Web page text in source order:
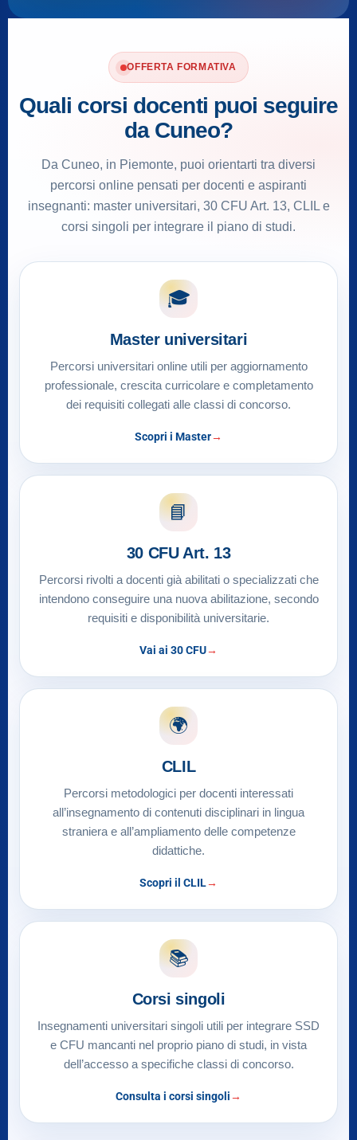
OFFERTA FORMATIVA
Quali corsi docenti puoi seguire
da Cuneo?
Da Cuneo, in Piemonte, puoi orientarti tra diversi
percorsi online pensati per docenti e aspiranti
insegnanti: master universitari, 30 CFU Art. 13, CLIL e
corsi singoli per integrare il piano di studi.
🎓
Master universitari
Percorsi universitari online utili per aggiornamento
professionale, crescita curricolare e completamento
dei requisiti collegati alle classi di concorso.
Scopri i Master
📘
30 CFU Art. 13
Percorsi rivolti a docenti già abilitati o specializzati che
intendono conseguire una nuova abilitazione, secondo
requisiti e disponibilità universitarie.
Vai ai 30 CFU
🌍
CLIL
Percorsi metodologici per docenti interessati
all’insegnamento di contenuti disciplinari in lingua
straniera e all’ampliamento delle competenze
didattiche.
Scopri il CLIL
📚
Corsi singoli
Insegnamenti universitari singoli utili per integrare SSD
e CFU mancanti nel proprio piano di studi, in vista
dell’accesso a specifiche classi di concorso.
Consulta i corsi singoli